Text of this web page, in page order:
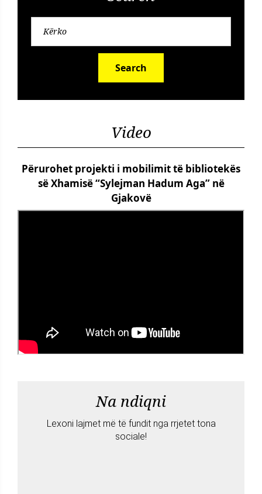
Search
Video
Përurohet projekti i mobilimit të bibliotekës
së Xhamisë “Sylejman Hadum Aga” në
Gjakovë
Na ndiqni
Lexoni lajmet më të fundit nga rrjetet tona
sociale!